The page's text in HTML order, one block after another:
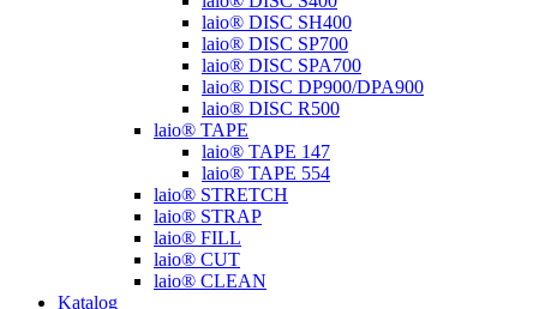
laio® DISC SH400
laio® DISC SP700
laio® DISC SPA700
laio® DISC DP900/DPA900
laio® DISC R500
laio® TAPE
laio® TAPE 147
laio® TAPE 554
laio® STRETCH
laio® STRAP
laio® FILL
laio® CUT
laio® CLEAN
Katalog